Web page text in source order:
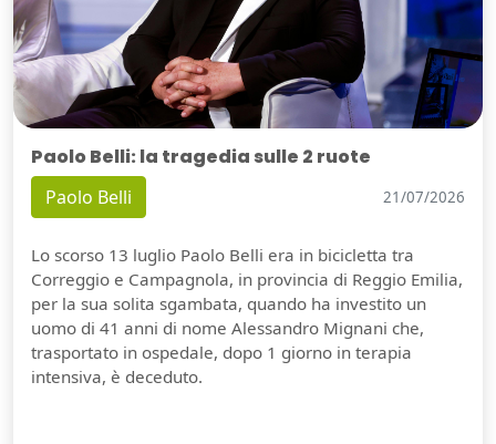
Paolo Belli: la tragedia sulle 2 ruote
Paolo Belli 21/07/2026
Lo scorso 13 luglio Paolo Belli era in bicicletta tra
Correggio e Campagnola, in provincia di Reggio Emilia,
per la sua solita sgambata, quando ha investito un
uomo di 41 anni di nome Alessandro Mignani che,
trasportato in ospedale, dopo 1 giorno in terapia
intensiva, è deceduto.